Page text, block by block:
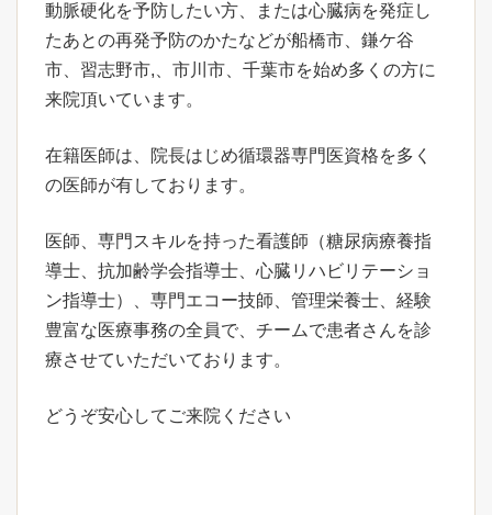
動脈硬化を予防したい方、または心臓病を発症し
たあとの再発予防のかたなどが船橋市、鎌ケ谷
市、習志野市,、市川市、千葉市を始め多くの方に
来院頂いています。
在籍医師は、院長はじめ循環器専門医資格を多く
の医師が有しております。
医師、専門スキルを持った看護師（糖尿病療養指
導士、抗加齢学会指導士、心臓リハビリテーショ
ン指導士）、専門エコー技師、管理栄養士、経験
豊富な医療事務の全員で、チームで患者さんを診
療させていただいております。
どうぞ安心してご来院ください